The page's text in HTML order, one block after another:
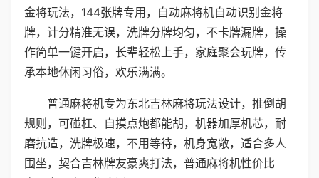
金将玩法，144张牌专用，自动麻将机自动识别金将
牌，计分精准无误，洗牌分牌均匀，不卡牌漏牌，操
作简单一键开启，长辈轻松上手，家庭聚会玩牌，传
承本地休闲习俗，欢乐满满。
普通麻将机专为东北吉林麻将玩法设计，推倒胡
规则，可碰杠、自摸点炮都能胡，机器加厚机芯，耐
磨抗造，洗牌极速，不用等待，机身宽敞，适合多人
围坐，契合吉林牌友豪爽打法，普通麻将机性价比